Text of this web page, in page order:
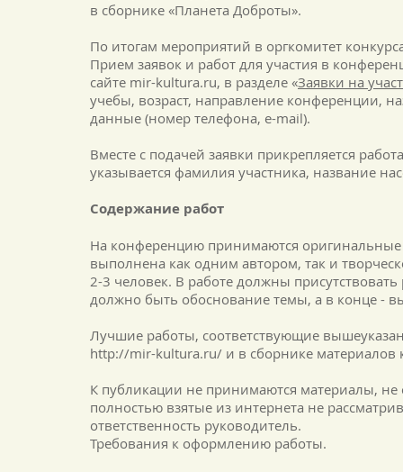
в сборнике «Планета Доброты».
По итогам мероприятий в оргкомитет
Прием заявок и работ для участия в
сайте mir-kultura.ru, в разделе «Заявки на
учебы, возраст, направление конференции,
данные (номер телефона, e-mail).
Вместе с подачей заявки прикрепляется
указывается фамилия участника, название
Содержание работ
На конференцию принимаются оригинальные
выполнена как одним автором, так и
2-3 человек. В работе должны
должно быть обоснование темы, а в конце -
Лучшие работы, соответствующие
http://mir-kultura.ru/ и в сборнике
К публикации не принимаются материалы,
полностью взятые из интернета не
ответственность руководитель.
Требования к оформлению работы.